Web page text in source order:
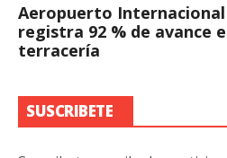
Aeropuerto Internacional
registra 92 % de avance
terracería
SUSCRIBETE